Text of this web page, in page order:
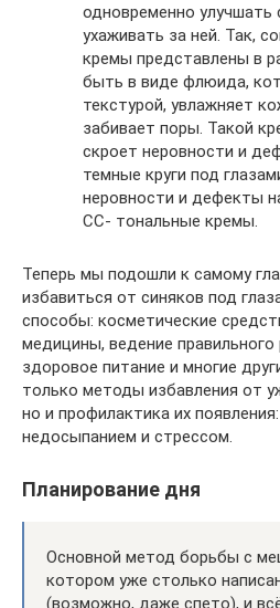
одновременно улучшать
ухаживать за ней. Так,
кремы представлены в
быть в виде флюида,
текстурой, увлажняет
забивает поры. Такой
скроет неровности и
темные круги под
неровности и дефекты
СС- тональные кремы.
Теперь мы подошли к самому
избавиться от синяков под
способы: косметические
медицины, ведение правильного
здоровое питание и многие
только методы избавления от
но и профилактика их
недосыпанием и стрессом.
Планирование дня
Основной метод борьбы с
котором уже столько
(возможно, даже спето), и